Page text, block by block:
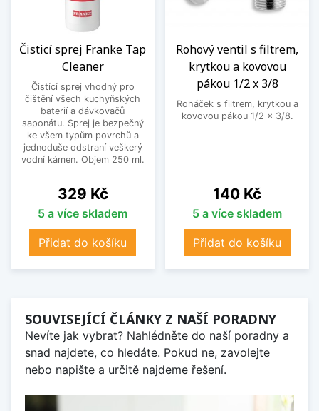
Čisticí sprej Franke Tap
Cleaner
Čistící sprej vhodný pro
čištění všech kuchyňských
baterií a dávkovačů
saponátu. Sprej je bezpečný
ke všem typům povrchů a
jednoduše odstraní veškerý
vodní kámen. Objem 250 ml.
Cena
329 Kč
5 a více skladem
Přidat do košíku
Rohový ventil s filtrem,
krytkou a kovovou
pákou 1/2 x 3/8
Roháček s filtrem, krytkou a
kovovou pákou 1/2 x 3/8.
Cena
140 Kč
5 a více skladem
Přidat do košíku
SOUVISEJÍCÍ ČLÁNKY Z NAŠÍ PORADNY
Nevíte jak vybrat? Nahlédněte do naší poradny a
snad najdete, co hledáte. Pokud ne, zavolejte
nebo napište a určitě najdeme řešení.